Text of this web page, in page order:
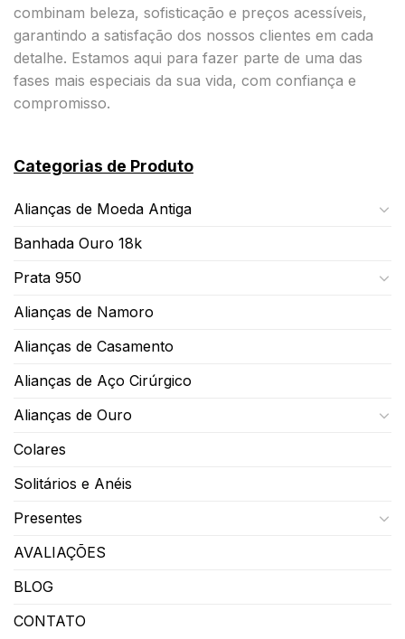
combinam beleza, sofisticação e preços acessíveis,
garantindo a satisfação dos nossos clientes em cada
detalhe. Estamos aqui para fazer parte de uma das
fases mais especiais da sua vida, com confiança e
compromisso.
Categorias de Produto
Alianças de Moeda Antiga
Banhada Ouro 18k
Prata 950
Alianças de Namoro
Alianças de Casamento
Alianças de Aço Cirúrgico
Alianças de Ouro
Colares
Solitários e Anéis
Presentes
AVALIAÇÕES
BLOG
CONTATO